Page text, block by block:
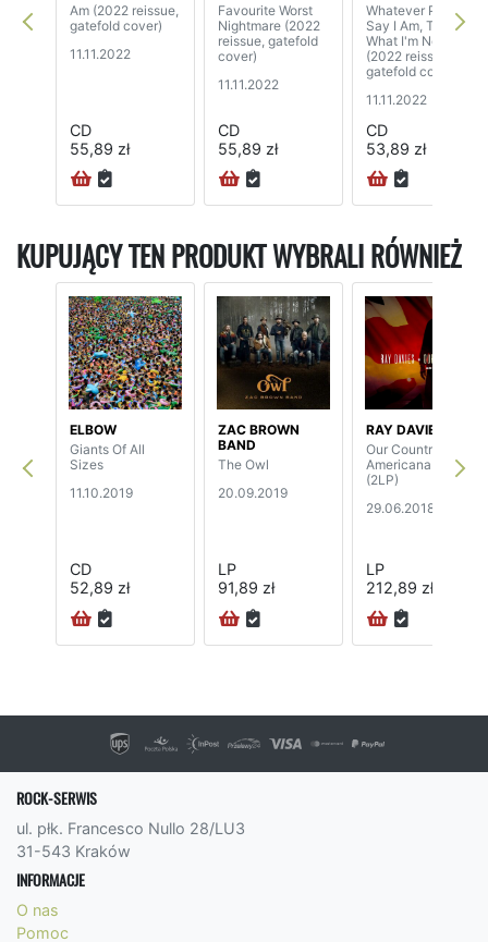
Am (2022 reissue,
gatefold cover)
11.11.2022
CD
55,89 zł
Favourite Worst
Nightmare (2022
reissue, gatefold
cover)
11.11.2022
CD
55,89 zł
Whatever People
Say I Am, That's
What I'm Not
(2022 reissue,
gatefold cover)
11.11.2022
CD
53,89 zł
KUPUJĄCY TEN PRODUKT WYBRALI RÓWNIEŻ
ELBOW
Giants Of All
Sizes
11.10.2019
CD
52,89 zł
ZAC BROWN
BAND
The Owl
20.09.2019
LP
91,89 zł
RAY DAVIES
Our Country:
Americana Act 2
(2LP)
29.06.2018
LP
212,89 zł
ROCK-SERWIS
ul. płk. Francesco Nullo 28/LU3
31-543 Kraków
INFORMACJE
O nas
Pomoc